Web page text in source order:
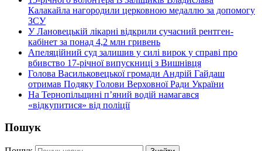
Калакайла нагородили церковною медаллю за допомогу
ЗСУ
У Лановецькій лікарні відкрили сучасний рентген-
кабінет за понад 4,2 млн гривень
Апеляційний суд залишив у силі вирок у справі про
вбивство 17-річної випускниці з Вишнівця
Голова Васильковецької громади Андрій Гайдаш
отримав Подяку Голови Верховної Ради України
На Тернопільщині п’яний водій намагався
«відкупитися» від поліції
Пошук